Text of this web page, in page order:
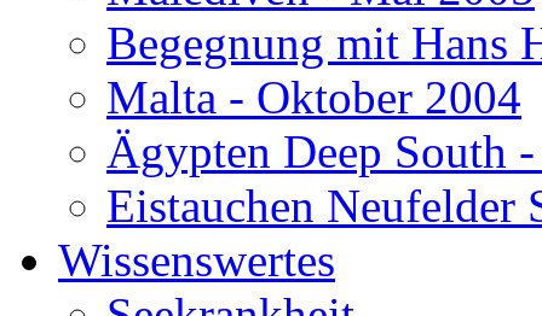
Begegnung mit Hans
Malta - Oktober 2004
Ägypten Deep South
Eistauchen Neufelder
Wissenswertes